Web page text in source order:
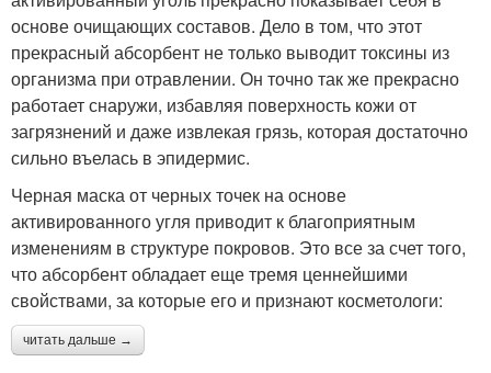
основе очищающих составов. Дело в том, что этот
прекрасный абсорбент не только выводит токсины из
организма при отравлении. Он точно так же прекрасно
работает снаружи, избавляя поверхность кожи от
загрязнений и даже извлекая грязь, которая достаточно
сильно въелась в эпидермис.
Черная маска от черных точек на основе
активированного угля приводит к благоприятным
изменениям в структуре покровов. Это все за счет того,
что абсорбент обладает еще тремя ценнейшими
свойствами, за которые его и признают косметологи:
читать дальше →